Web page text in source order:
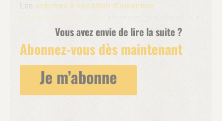
Les crèches à vocation d’insertion
jeunes enfants pour aider les parents en situation
de recherche d’emploi, à s’engager dans une
recherche intensive. Dans l’Allier, à Vichy et
Montluçon, deux crèches AVIP ont été labellisés
le 9 janvier dernier. Sept places sont désormais
Vous avez envie de lire la suite ?
Abonnez-vous dès maintenant
Je m’abonne